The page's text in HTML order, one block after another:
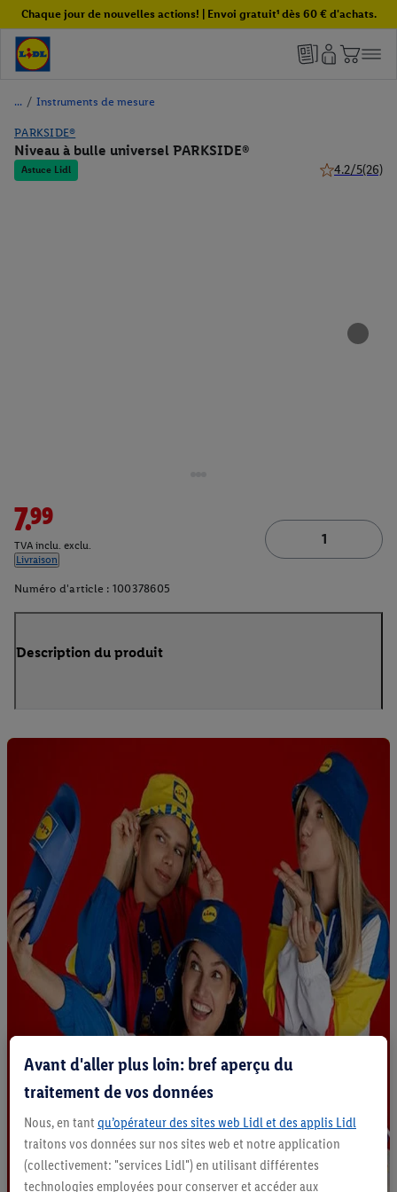
Chaque jour de nouvelles actions! | Envoi gratuit¹ dès 60 € d'achats.
/ Instruments de mesure
PARKSIDE®
Niveau à bulle universel PARKSIDE®
Astuce Lidl 4.2/5(26)
7.99
TVA inclu. exclu.
Livraison
Numéro d'article : 100378605
Description du produit
Avant d'aller plus loin: bref aperçu du
traitement de vos données
Nous, en tant qu’opérateur des sites web Lidl et des applis Lidl
traitons vos données sur nos sites web et notre application
(collectivement: "services Lidl") en utilisant différentes
technologies employées pour conserver et accéder aux